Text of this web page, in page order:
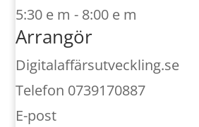
5:30 e m - 8:00 e m
Arrangör
Digitalaffärsutveckling.se
Telefon 0739170887
E-post